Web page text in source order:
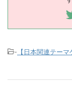
- 【日本関連テーマ